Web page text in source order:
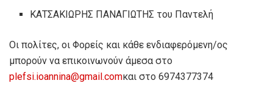
ΚΑΤΣΑΚΙΩΡΗΣ ΠΑΝΑΓΙΩΤΗΣ του Παντελή
Οι πολίτες, οι Φορείς και κάθε ενδιαφερόμενη/ος
μπορούν να επικοινωνούν άμεσα στο
plefsi.ioannina@gmail.comκαι στο 6974377374